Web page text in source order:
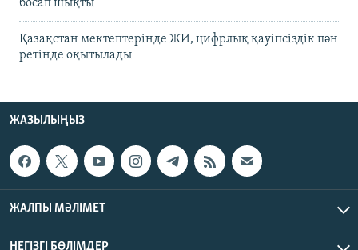
босап шықты
Қазақстан мектептерінде ЖИ, цифрлық қауіпсіздік пән
ретінде оқытылады
ЖАЗЫЛЫҢЫЗ
ЖАЛПЫ МӘЛІМЕТ
НЕГІЗГІ БӨЛІМДЕР